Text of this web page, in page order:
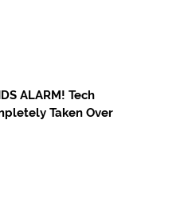
ALARM! Tech
Taken Over